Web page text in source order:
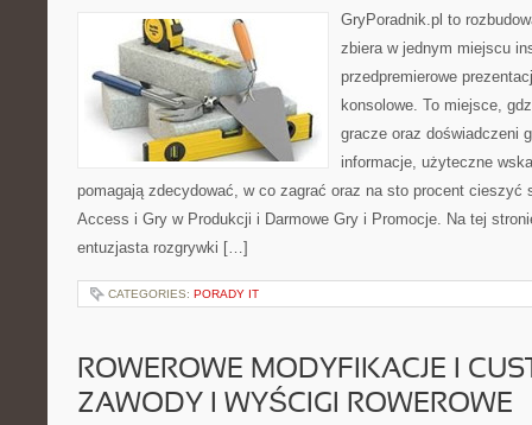
GryPoradnik.pl to
zbiera w jednym miejscu
przedpremierowe
konsolowe. To miejsce,
gracze oraz doświadczeni
informacje, użyteczne
pomagają zdecydować, w co zagrać oraz na sto procent cieszyć
Access i Gry w Produkcji i Darmowe Gry i Promocje. Na tej
entuzjasta rozgrywki […]
CATEGORIES: PORADY IT
ROWEROWE MODYFIKACJE I
ZAWODY I WYŚCIGI ROWEROWE